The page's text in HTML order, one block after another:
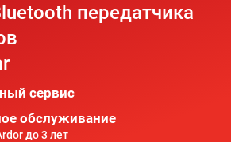
передатчика
сервис
обслуживание
до 3 лет